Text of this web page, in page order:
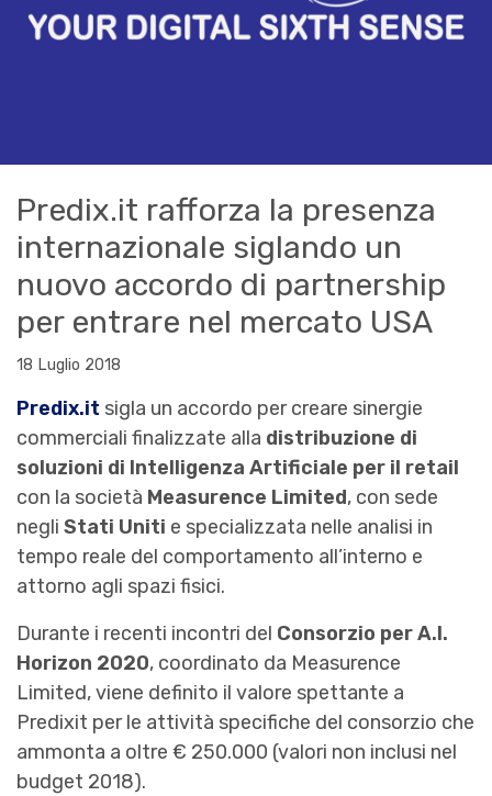
Predix.it rafforza la presenza
internazionale siglando un
nuovo accordo di partnership
per entrare nel mercato USA
18 Luglio 2018
Predix.it sigla un accordo per creare sinergie
commerciali finalizzate alla distribuzione di
soluzioni di Intelligenza Artificiale per il retail
con la società Measurence Limited, con sede
negli Stati Uniti e specializzata nelle analisi in
tempo reale del comportamento all’interno e
attorno agli spazi fisici.
Durante i recenti incontri del Consorzio per A.I.
Horizon 2020, coordinato da Measurence
Limited, viene definito il valore spettante a
Predixit per le attività specifiche del consorzio che
ammonta a oltre € 250.000 (valori non inclusi nel
budget 2018).